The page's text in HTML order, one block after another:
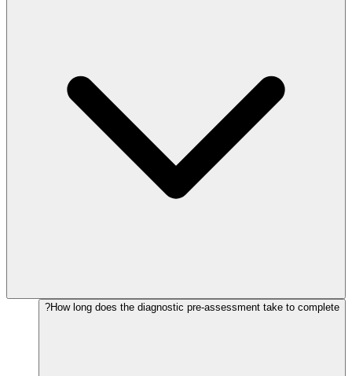
How long does the diagnostic pre-assessment take to complete?